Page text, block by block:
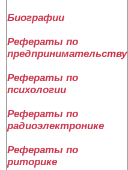
Биографии
Рефераты по
предпринимательству
Рефераты по
психологии
Рефераты по
радиоэлектронике
Рефераты по
риторике